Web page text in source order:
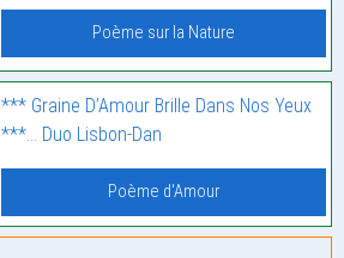
Poème sur la Nature
*** Graine D’Amour Brille Dans Nos Yeux
***… Duo Lisbon-Dan
Poème d'Amour